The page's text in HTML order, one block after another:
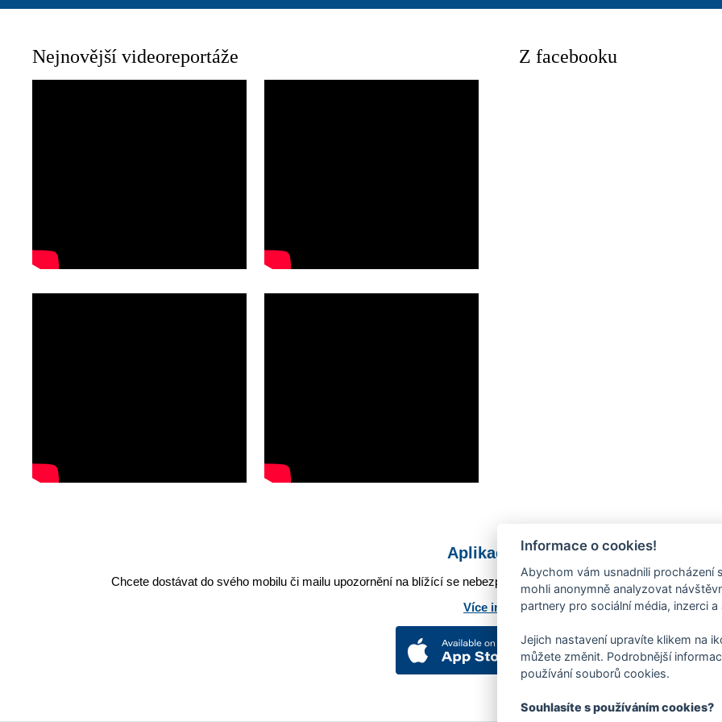
Nejnovější videoreportáže Z facebooku
Aplikace Mobilní rozhlas
Chcete dostávat do svého mobilu či mailu upozornění na blížící se nebezpečí, odstávky, poruchy a výpadky
Více informací o aplikaci
Informace o cookies!
Abychom vám usnadnili procházení
mohli anonymně analyzovat
partnery pro sociální média, inzerci a
Jejich nastavení upravíte klikem na
můžete změnit. Podrobnější
používání souborů cookies.
Souhlasíte s používáním cookies?